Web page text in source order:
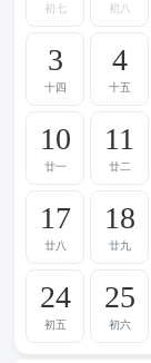
初七 初八
3
十四
4
十五
10
廿一
11
廿二
17
廿八
18
廿九
24
初五
25
初六